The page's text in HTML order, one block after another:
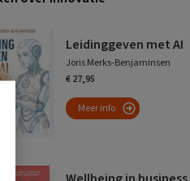
Leidinggeven met AI
Joris Merks-Benjaminsen
€ 27,95
Meer info